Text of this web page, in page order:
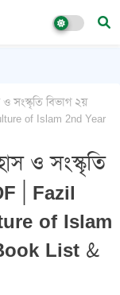
সংস্কৃতি বিভাগ ২য়
of Islam 2nd Year
ও সংস্কৃতি
| Fazil
of Islam
List &